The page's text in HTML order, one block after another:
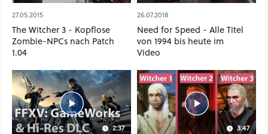
27.05.2015
The Witcher 3 - Kopflose
Zombie-NPCs nach Patch
1.04
26.07.2018
Need for Speed - Alle Titel
von 1994 bis heute im
Video
2:37 3:47